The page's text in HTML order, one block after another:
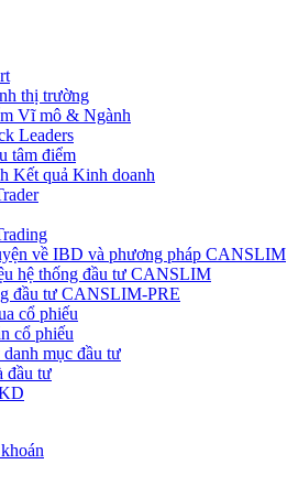
thị trường
Vĩ mô & Ngành
Leaders
tâm điểm
Kết quả Kinh doanh
về IBD và phương pháp CANSLIM
hệ thống đầu tư CANSLIM
đầu tư CANSLIM-PRE
cổ phiếu
cổ phiếu
mục đầu tư
đầu tư